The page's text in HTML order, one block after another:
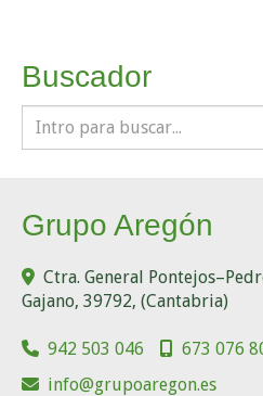
Buscador
Grupo Aregón
Ctra. General
Gajano, 39792, (Cantabria)
942 503 046
673 076
info
grupoaregon.es